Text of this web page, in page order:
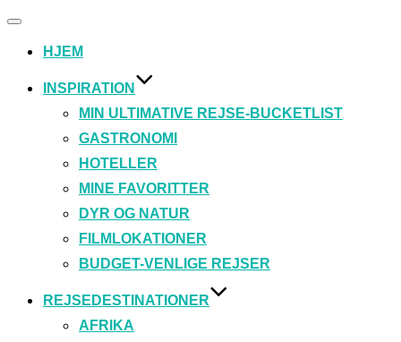
Slå
til/fraHJEM
INSPIRATION
MIN ULTIMATIVE REJSE-BUCKETLIST
GASTRONOMI
HOTELLER
MINE FAVORITTER
DYR OG NATUR
FILMLOKATIONER
BUDGET-VENLIGE REJSER
REJSEDESTINATIONER
AFRIKA